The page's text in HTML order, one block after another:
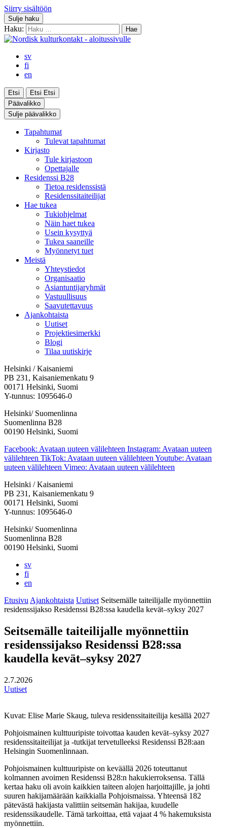
Siirry sisältöön
Sulje haku
Haku:
sv
fi
en
Etsi Etsi Etsi
Päävalikko
Sulje päävalikko
Tapahtumat
Tulevat tapahtumat
Kirjasto
Tule kirjastoon
Opettajalle
Residenssi B28
Tietoa residenssistä
Residenssitaiteilijat
Hae tukea
Tukiohjelmat
Näin haet tukea
Usein kysyttyä
Tukea saaneille
Myönnetyt tuet
Meistä
Yhteystiedot
Organisaatio
Asiantuntijaryhmät
Vastuullisuus
Saavutettavuus
Ajankohtaista
Uutiset
Projektiesimerkki
Blogi
Tilaa uutiskirje
Helsinki / Kaisaniemi
PB 231, Kaisaniemenkatu 9
00171 Helsinki, Suomi
Y-tunnus: 1095646-0
Helsinki/ Suomenlinna
Suomenlinna B28
00190 Helsinki, Suomi
Facebook: Avataan uuteen välilehteen Instagram: Avataan uuteen
välilehteen TikTok: Avataan uuteen välilehteen Youtube: Avataan
uuteen välilehteen Vimeo: Avataan uuteen välilehteen
Helsinki / Kaisaniemi
PB 231, Kaisaniemenkatu 9
00171 Helsinki, Suomi
Y-tunnus: 1095646-0
Helsinki/ Suomenlinna
Suomenlinna B28
00190 Helsinki, Suomi
sv
fi
en
Etusivu Ajankohtaista Uutiset Seitsemälle taiteilijalle myönnettiin
residenssijakso Residenssi B28:ssa kaudella kevät–syksy 2027
Seitsemälle taiteilijalle myönnettiin
residenssijakso Residenssi B28:ssa
kaudella kevät–syksy 2027
2.7.2026
Uutiset
Kuvat: Elise Marie Skaug, tuleva residenssitaiteilija kesällä 2027
Pohjoismainen kulttuuripiste toivottaa kauden kevät–syksy 2027
residenssitaiteilijat ja -tutkijat tervetulleeksi Residenssi B28:aan
Helsingin Suomenlinnaan.
Pohjoismainen kulttuuripiste on keväällä 2026 toteuttanut
kolmannen avoimen Residenssi B28:n hakukierroksensa. Tällä
kertaa haku oli avoin kaikkien taiteen alojen harjoittajille, ja johti
suuren hakijamäärään kaikkialla Pohjoismaissa. Yhteensä 182
pätevästä hakijasta valittiin seitsemän hakijaa, kuudelle
residenssikaudelle. Tämä tarkoittaa, että vajaat 4 % hakemuksista
myönnettiin.